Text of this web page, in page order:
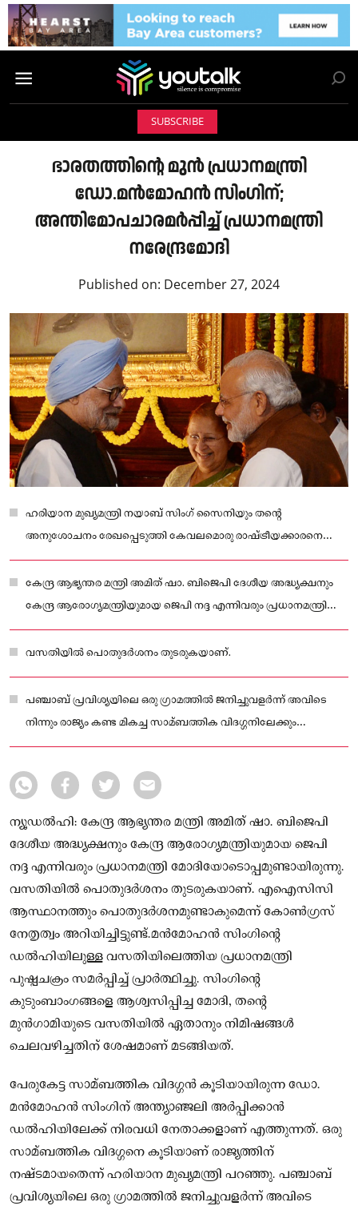
SUBSCRIBE
ഭാരതത്തിന്റെ മുൻ പ്രധാനമന്ത്രി
ഡോ.മൻമോഹൻ സിംഗിന്;
അന്തിമോപചാരമർപ്പിച്ച് പ്രധാനമന്ത്രി
നരേന്ദ്രമോദി
Published on: December 27, 2024
ഹരിയാന മുഖ്യമന്ത്രി നയാബ് സിംഗ് സൈനിയും തന്റെ
അനുശോചനം രേഖപ്പെടുത്തി കേവലമൊരു രാഷ്ട്രീയക്കാരനെ
മാത്രമല്ല.
കേന്ദ്ര ആഭ്യന്തര മന്ത്രി അമിത് ഷാ. ബിജെപി ദേശീയ അദ്ധ്യക്ഷനും
കേന്ദ്ര ആരോഗ്യമന്ത്രിയുമായ ജെപി നദ്ദ എന്നിവരും പ്രധാനമന്ത്രി
മോദിയോടൊപ്പമുണ്ടായിരുന്നു
വസതിയിൽ പൊതുദർശനം തുടരുകയാണ്.
പഞ്ചാബ് പ്രവിശ്യയിലെ ഒരു ഗ്രാമത്തിൽ ജനിച്ചുവളർന്ന് അവിടെ
നിന്നും രാജ്യം കണ്ട മികച്ച സാമ്ബത്തിക വിദഗ്ഗനിലേക്കും
പ്രധാനമന്ത്രി പദത്തിലേക്കുമുള്ള അദ്ദേഹത്തിന്റെ യാത്ര.
ന്യൂഡൽഹി: കേന്ദ്ര ആഭ്യന്തര മന്ത്രി അമിത് ഷാ. ബിജെപി
ദേശീയ അദ്ധ്യക്ഷനും കേന്ദ്ര ആരോഗ്യമന്ത്രിയുമായ ജെപി
നദ്ദ എന്നിവരും പ്രധാനമന്ത്രി മോദിയോടൊപ്പമുണ്ടായിരുന്നു.
വസതിയിൽ പൊതുദർശനം തുടരുകയാണ്. എഐസിസി
ആസ്ഥാനത്തും പൊതുദർശനമുണ്ടാകുമെന്ന് കോൺഗ്രസ്
നേതൃത്വം അറിയിച്ചിട്ടുണ്ട്.മൻമോഹൻ സിംഗിന്റെ
ഡൽഹിയിലുള്ള വസതിയിലെത്തിയ പ്രധാനമന്ത്രി
പുഷ്പചക്രം സമർപ്പിച്ച് പ്രാർത്ഥിച്ചു. സിംഗിന്റെ
കുടുംബാംഗങ്ങളെ ആശ്വസിപ്പിച്ച മോദി, തന്റെ
മുൻഗാമിയുടെ വസതിയിൽ ഏതാനും നിമിഷങ്ങൾ
ചെലവഴിച്ചതിന് ശേഷമാണ് മടങ്ങിയത്.
പേരുകേട്ട സാമ്ബത്തിക വിദഗ്ഗൻ കൂടിയായിരുന്ന ഡോ.
മൻമോഹൻ സിംഗിന് അന്ത്യാഞ്ജലി അർപ്പിക്കാൻ
ഡൽഹിയിലേക്ക് നിരവധി നേതാക്കളാണ് എത്തുന്നത്. ഒരു
സാമ്ബത്തിക വിദഗ്ഗനെ കൂടിയാണ് രാജ്യത്തിന്
നഷ്ടമായതെന്ന് ഹരിയാന മുഖ്യമന്ത്രി പറഞ്ഞു. പഞ്ചാബ്
പ്രവിശ്യയിലെ ഒരു ഗ്രാമത്തിൽ ജനിച്ചുവളർന്ന് അവിടെ